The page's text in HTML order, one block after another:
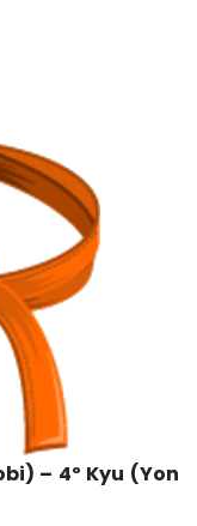
– 4º Kyu (Yon